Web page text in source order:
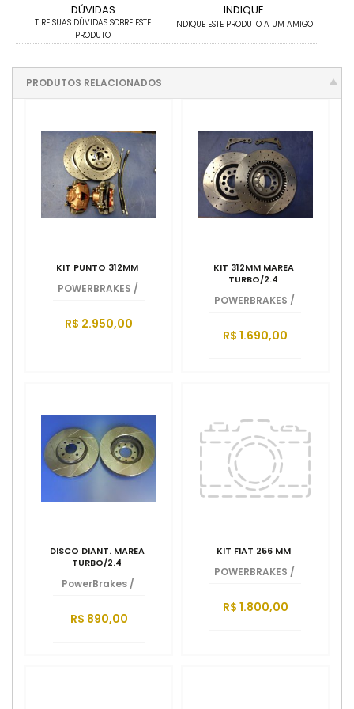
DÚVIDAS
TIRE SUAS DÚVIDAS SOBRE ESTE
PRODUTO
INDIQUE
INDIQUE ESTE PRODUTO A UM AMIGO
PRODUTOS RELACIONADOS
KIT PUNTO 312MM
POWERBRAKES /
R$ 2.950,00
KIT 312MM MAREA
TURBO/2.4
POWERBRAKES /
R$ 1.690,00
DISCO DIANT. MAREA
TURBO/2.4
PowerBrakes /
R$ 890,00
KIT FIAT 256 MM
POWERBRAKES /
R$ 1.800,00